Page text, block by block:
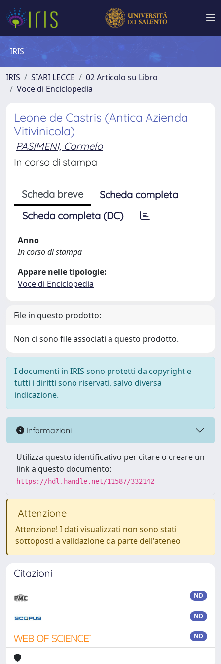
IRIS
IRIS SIARI LECCE
02 Articolo su Libro
Voce di Enciclopedia
Leone de Castris (Antica Azienda
Vitivinicola)
PASIMENI, Carmelo
In corso di stampa
Scheda breve
Scheda completa
Scheda completa (DC)
Anno
In corso di stampa
Appare nelle tipologie:
Voce di Enciclopedia
File in questo prodotto:
Non ci sono file associati a questo prodotto.
I documenti in IRIS sono protetti da copyright e
tutti i diritti sono riservati, salvo diversa
indicazione.
Informazioni
Utilizza questo identificativo per citare o creare un
link a questo documento:
https://hdl.handle.net/11587/332142
Attenzione
Attenzione! I dati visualizzati non sono stati
sottoposti a validazione da parte dell'ateneo
Citazioni
ND
ND
ND